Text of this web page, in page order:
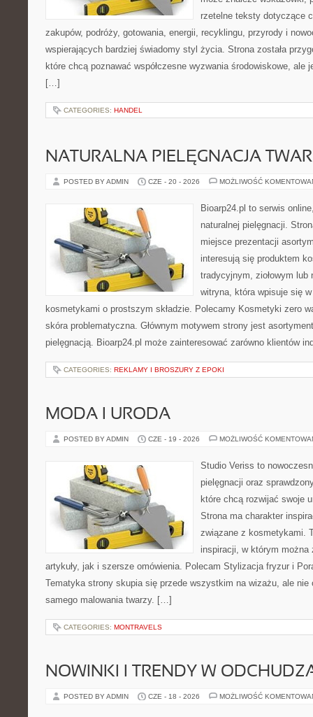
rzetelne teksty dotyczące
zakupów, podróży, gotowania, energii, recyklingu, przyrody i
wspierających bardziej świadomy styl życia. Strona została
które chcą poznawać współczesne wyzwania środowiskowe, ale
[…]
CATEGORIES: HANDEL
NATURALNA PIELĘGNACJA
POSTED BY ADMIN CZE - 20 - 2026 MOŻLIWOŚĆ
Bioarp24.pl to serwis
naturalnej pielęgnacji.
miejsce prezentacji
interesują się produktem
tradycyjnym, ziołowym lub
witryna, która wpisuje się
kosmetykami o prostszym składzie. Polecamy Kosmetyki zero
skóra problematyczna. Głównym motywem strony jest
pielęgnacją. Bioarp24.pl może zainteresować zarówno klientów
CATEGORIES: REKLAMY I BROSZURY Z EPOKI
MODA I URODA
POSTED BY ADMIN CZE - 19 - 2026 MOŻLIWOŚĆ
Studio Veriss to
pielęgnacji oraz
które chcą rozwijać swoje
Strona ma charakter
związane z kosmetykami.
inspiracji, w którym
artykuły, jak i szersze omówienia. Polecam Stylizacja fryzur i
Tematyka strony skupia się przede wszystkim na wizażu, ale nie
samego malowania twarzy. […]
CATEGORIES: MONTRAVELS
NOWINKI I TRENDY W
POSTED BY ADMIN CZE - 18 - 2026 MOŻLIWOŚĆ